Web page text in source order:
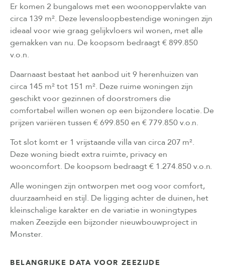
Er komen 2 bungalows met een woonoppervlakte van
circa 139 m². Deze levensloopbestendige woningen zijn
ideaal voor wie graag gelijkvloers wil wonen, met alle
gemakken van nu. De koopsom bedraagt € 899.850
v.o.n.
Daarnaast bestaat het aanbod uit 9 herenhuizen van
circa 145 m² tot 151 m². Deze ruime woningen zijn
geschikt voor gezinnen of doorstromers die
comfortabel willen wonen op een bijzondere locatie. De
prijzen variëren tussen € 699.850 en € 779.850 v.o.n.
Tot slot komt er 1 vrijstaande villa van circa 207 m².
Deze woning biedt extra ruimte, privacy en
wooncomfort. De koopsom bedraagt € 1.274.850 v.o.n.
Alle woningen zijn ontworpen met oog voor comfort,
duurzaamheid en stijl. De ligging achter de duinen, het
kleinschalige karakter en de variatie in woningtypes
maken Zeezijde een bijzonder nieuwbouwproject in
Monster.
BELANGRIJKE DATA VOOR ZEEZIJDE